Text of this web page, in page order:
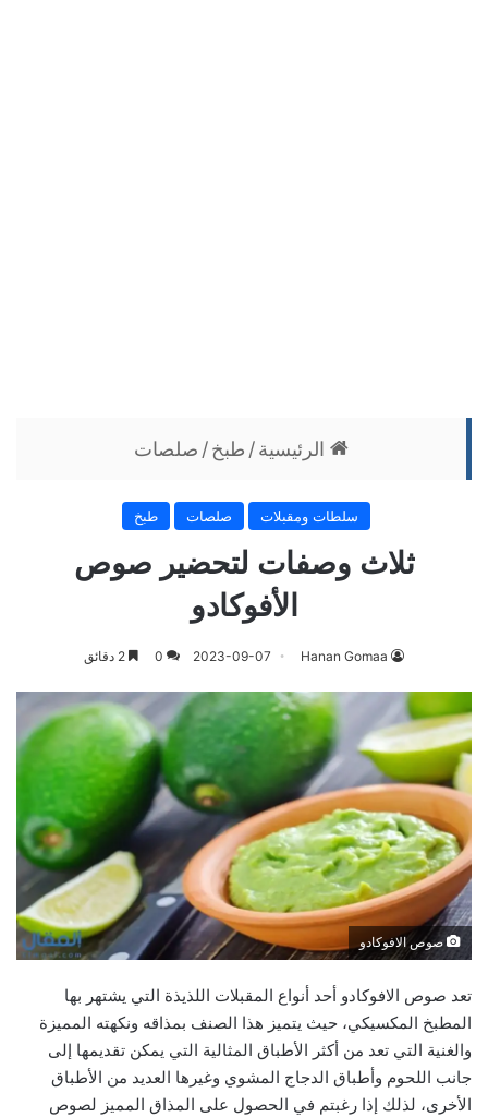
الرئيسية/ طبخ/ صلصات
سلطات ومقبلات صلصات طبخ
ثلاث وصفات لتحضير صوص
الأفوكادو
Hanan Gomaa
2023-09-07
0
صوص الافوكادو
تعد صوص الافوكادو أحد أنواع المقبلات اللذيذة التي يشتهر بها
المطبخ المكسيكي، حيث يتميز هذا الصنف بمذاقه ونكهته المميزة
والغنية التي تعد من أكثر الأطباق المثالية التي يمكن تقديمها إلى
جانب اللحوم وأطباق الدجاج المشوي وغيرها العديد من الأطباق
الأخرى، لذلك إذا رغبتم في الحصول على المذاق المميز لصوص